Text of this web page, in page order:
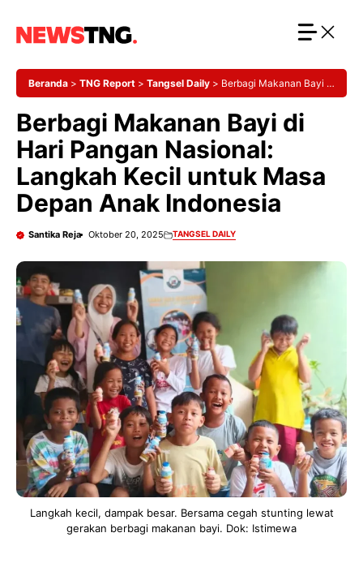
Beranda > TNG Report > Tangsel Daily > Berbagi Makanan Bayi di
Indonesia
Berbagi Makanan Bayi di
Hari Pangan Nasional:
Langkah Kecil untuk Masa
Depan Anak Indonesia
Santika Reja Oktober 20, 2025 TANGSEL DAILY
Langkah kecil, dampak besar. Bersama cegah stunting lewat
gerakan berbagi makanan bayi. Dok: Istimewa